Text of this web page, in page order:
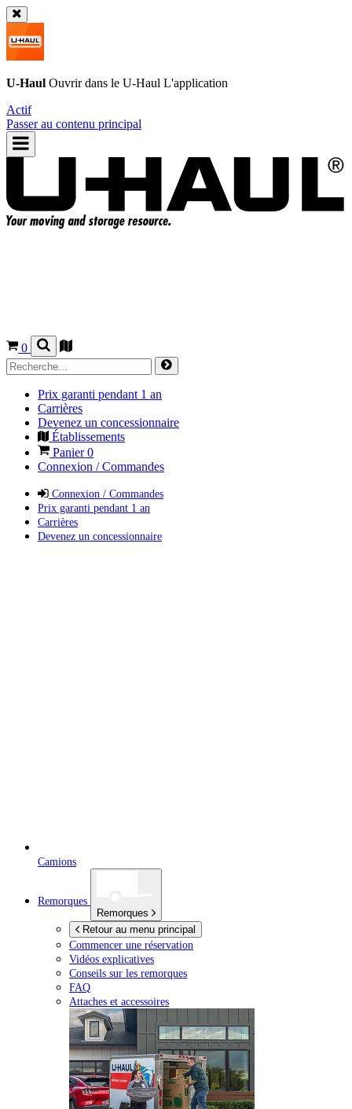
U-Haul Ouvrir dans le U-Haul L'application
Actif
Passer au contenu principal
0
Prix garanti pendant 1 an
Carrières
Devenez un concessionnaire
Établissements
Panier0
Connexion / Commandes
Connexion / Commandes
Prix garanti pendant 1 an
Carrières
Devenez un concessionnaire
Camions
Remorques
Remorques
Retour au menu principal
Commencer une réservation
Vidéos explicatives
Conseils sur les remorques
FAQ
Attaches et accessoires